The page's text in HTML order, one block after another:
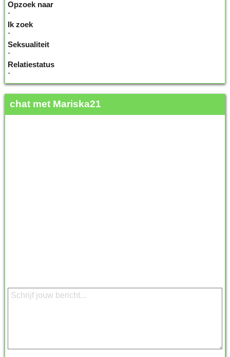
Opzoek naar
-
Ik zoek
-
Seksualiteit
-
Relatiestatus
-
chat met Mariska21